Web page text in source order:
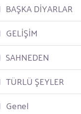
BAŞKA DİYARLAR
GELİŞİM
SAHNEDEN
TÜRLÜ ŞEYLER
Genel